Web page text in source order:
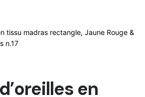
tissu madras rectangle, Jaune Rouge &
n.17
en